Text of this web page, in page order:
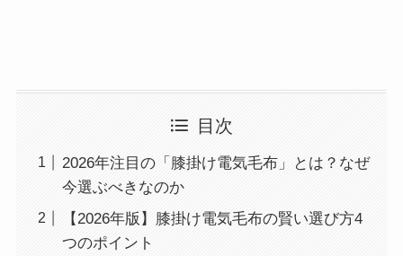
目次
2026年注目の「膝掛け電気毛布」とは？なぜ
今選ぶべきなのか
【2026年版】膝掛け電気毛布の賢い選び方4
つのポイント